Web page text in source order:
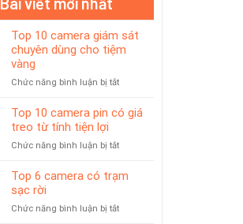
Top 10 camera giám sát
chuyên dùng cho tiệm
vàng
Chức năng bình luận bị tắtở
10
camera
sát
dùng
Top 10 camera pin có giá
treo từ tính tiện lợi
Chức năng bình luận bị tắtở
10
có
Top 6 camera có trạm
sạc rời
Chức năng bình luận bị tắtở